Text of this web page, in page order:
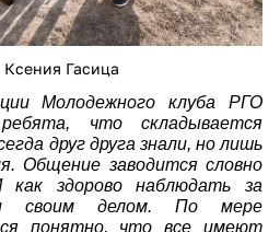
Ксения Гасица
Молодежного клуба РГО
что складывается
друг друга знали, но лишь
Общение заводится словно
здорово наблюдать за
своим делом. По мере
понятно, что все имеют